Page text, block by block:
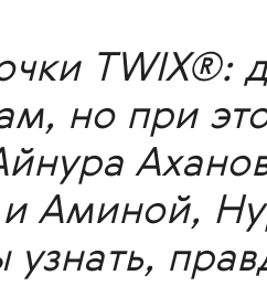
TWIX®:
но при
и Аминой,